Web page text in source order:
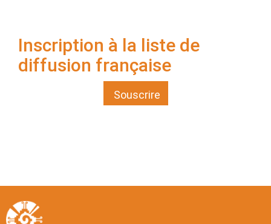
Inscription à la liste de
diffusion française
Souscrire